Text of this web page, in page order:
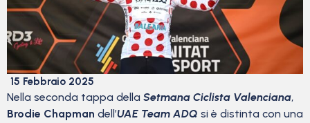
15 Febbraio 2025
Nella seconda tappa della Setmana Ciclista Valenciana,
Brodie Chapman dell’UAE Team ADQ si è distinta con una